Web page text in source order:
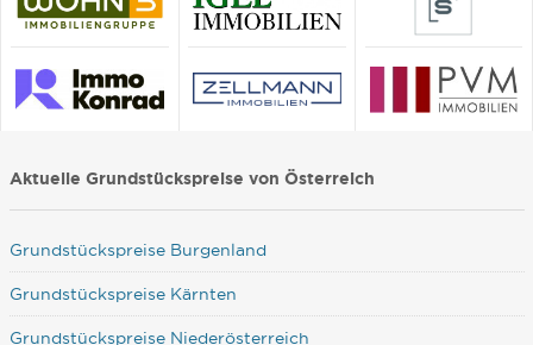
Aktuelle Grundstückspreise von Österreich
Grundstückspreise Burgenland
Grundstückspreise Kärnten
Grundstückspreise Niederösterreich